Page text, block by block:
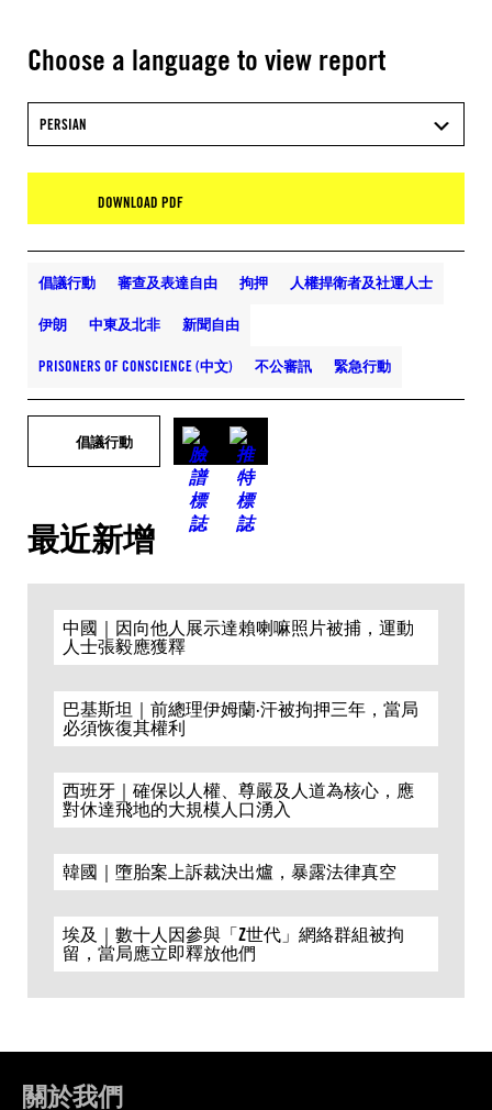
Choose a language to view report
PERSIAN
DOWNLOAD PDF
倡議行動 審查及表達自由 拘押 人權捍衛者及社運人士
伊朗 中東及北非 新聞自由
PRISONERS OF CONSCIENCE (中文) 不公審訊 緊急行動
倡議行動
最近新增
中國｜因向他人展示達賴喇嘛照片被捕，運動
人士張毅應獲釋
巴基斯坦｜前總理伊姆蘭·汗被拘押三年，當局
必須恢復其權利
西班牙｜確保以人權、尊嚴及人道為核心，應
對休達飛地的大規模人口湧入
韓國｜墮胎案上訴裁決出爐，暴露法律真空
埃及｜數十人因參與「Z世代」網絡群組被拘
留，當局應立即釋放他們
關於我們